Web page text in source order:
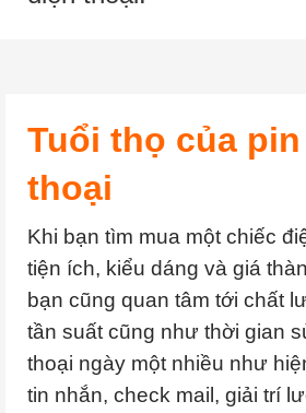
Tuổi thọ của
thoại
Khi bạn tìm mua một chiếc
tiện ích, kiểu dáng và giá
bạn cũng quan tâm tới chất
tần suất cũng như thời gian
thoại ngày một nhiều như
tin nhắn, check mail, giải trí